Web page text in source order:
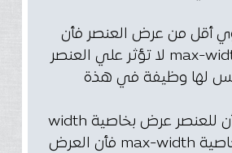
أقل من عرض العنصر فأن
خاصية max-width لا تؤثر علي العنصر
لها وظيفة في هذة
في حال أن للعنصر عرض بخاصية width
أكبر من خاصية max-width فأن العرض